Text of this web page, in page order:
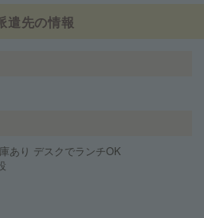
遣先の情報
あり デスクでランチOK